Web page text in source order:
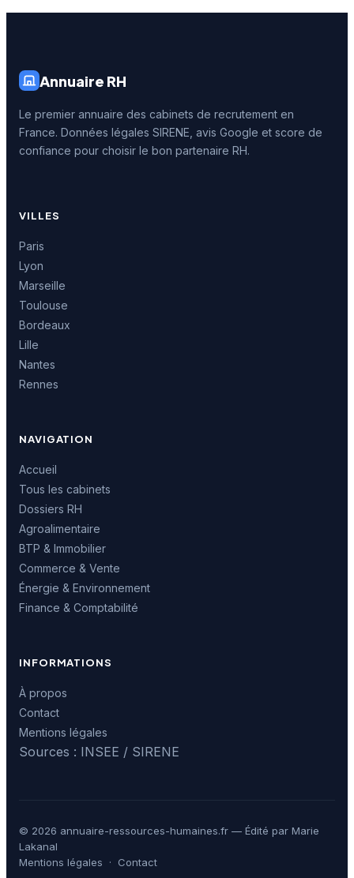
Annuaire RH
Le premier annuaire des cabinets de recrutement en
France. Données légales SIRENE, avis Google et score de
confiance pour choisir le bon partenaire RH.
VILLES
Paris
Lyon
Marseille
Toulouse
Bordeaux
Lille
Nantes
Rennes
NAVIGATION
Accueil
Tous les cabinets
Dossiers RH
Agroalimentaire
BTP & Immobilier
Commerce & Vente
Énergie & Environnement
Finance & Comptabilité
INFORMATIONS
À propos
Contact
Mentions légales
Sources : INSEE / SIRENE
© 2026 annuaire-ressources-humaines.fr — Édité par Marie
Lakanal
Mentions légales · Contact